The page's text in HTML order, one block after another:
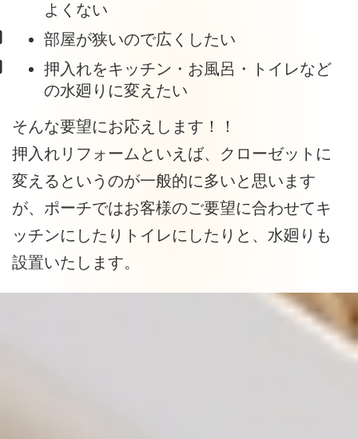
よくない
部屋が狭いので広くしたい
押入れをキッチン・お風呂・トイレなど
の水廻りに変えたい
そんな要望にお応えします！！
押入れリフォームといえば、クローゼットに
変えるというのが一般的に多いと思います
が、ポーチではお客様のご要望に合わせてキ
ッチンにしたりトイレにしたりと、水廻りも
設置いたします。